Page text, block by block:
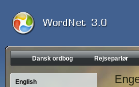
Dansk ordbog Rejseparlør
English